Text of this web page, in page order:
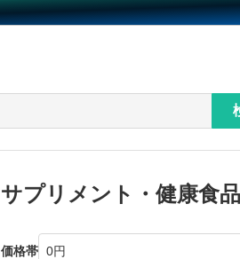
サプリメント・健康食品
価格帯